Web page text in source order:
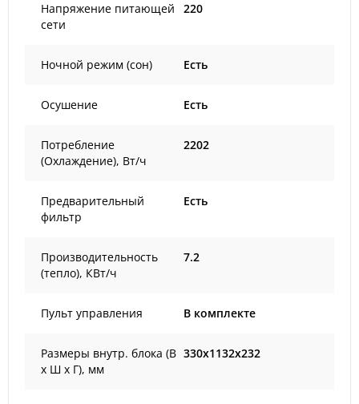
Напряжение питающей
сети
220
Ночной режим (сон) Есть
Осушение Есть
Потребление
(Охлаждение), Вт/ч
2202
Предварительный
фильтр
Есть
Производительность
(тепло), КВт/ч
7.2
Пульт управления В комплекте
Размеры внутр. блока (В
х Ш х Г), мм
330x1132x232